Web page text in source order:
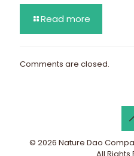
Read more
Comments are closed.
© 2026 Nature Dao
All Rights